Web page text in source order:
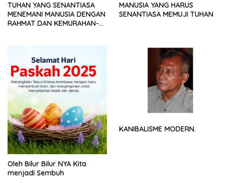
TUHAN YANG SENANTIASA
MENEMANI MANUSIA DENGAN
RAHMAT DAN KEMURAHAN-
MANUSIA YANG HARUS
SENANTIASA MEMUJI TUHAN
Oleh Bilur Bilur NYA Kita
menjadi Sembuh
KANIBALISME MODERN.